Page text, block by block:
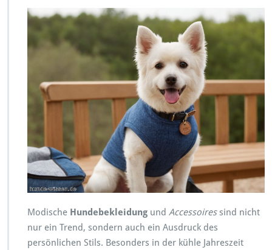
Modische Hundebekleidung und Accessoiressind nicht
nur ein Trend, sondern auch ein Ausdruck des
persönlichen Stils. Besonders in der kühle Jahreszeit